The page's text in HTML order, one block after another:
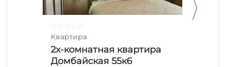
Квартира
2х-комнатная квартира
Домбайская 55к6